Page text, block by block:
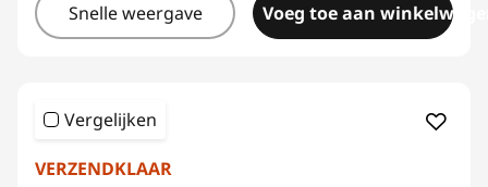
Snelle weergave Voeg toe aan
Vergelijken
VERZENDKLAAR